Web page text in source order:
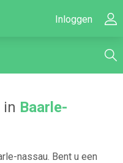
Inloggen
Baarle-
nassau. Bent u een